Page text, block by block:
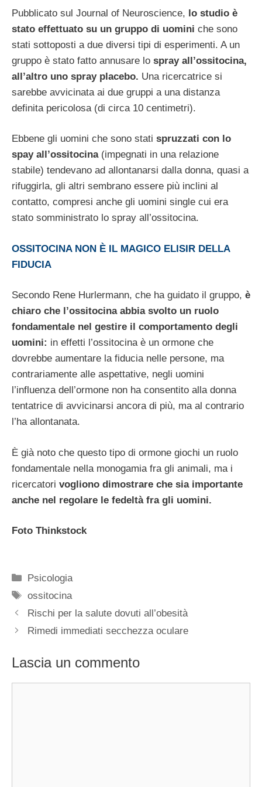
Pubblicato sul Journal of Neuroscience, lo studio è
stato effettuato su un gruppo di uomini che sono
stati sottoposti a due diversi tipi di esperimenti. A un
gruppo è stato fatto annusare lo spray all’ossitocina,
all’altro uno spray placebo. Una ricercatrice si
sarebbe avvicinata ai due gruppi a una distanza
definita pericolosa (di circa 10 centimetri).
Ebbene gli uomini che sono stati spruzzati con lo
spay all’ossitocina(impegnati in una relazione
stabile) tendevano ad allontanarsi dalla donna, quasi a
rifuggirla, gli altri sembrano essere più inclini al
contatto, compresi anche gli uomini single cui era
stato somministrato lo spray all’ossitocina.
OSSITOCINA NON È IL MAGICO ELISIR DELLA
FIDUCIA
Secondo Rene Hurlermann, che ha guidato il gruppo, è
chiaro che l’ossitocina abbia svolto un ruolo
fondamentale nel gestire il comportamento degli
uomini: in effetti l’ossitocina è un ormone che
dovrebbe aumentare la fiducia nelle persone, ma
contrariamente alle aspettative, negli uomini
l’influenza dell’ormone non ha consentito alla donna
tentatrice di avvicinarsi ancora di più, ma al contrario
l’ha allontanata.
È già noto che questo tipo di ormone giochi un ruolo
fondamentale nella monogamia fra gli animali, ma i
ricercatori vogliono dimostrare che sia importante
anche nel regolare le fedeltà fra gli uomini.
Foto Thinkstock
Categorie
Psicologia
Tag
ossitocina
Rischi per la salute dovuti all’obesità
Rimedi immediati secchezza oculare
Lascia un commento